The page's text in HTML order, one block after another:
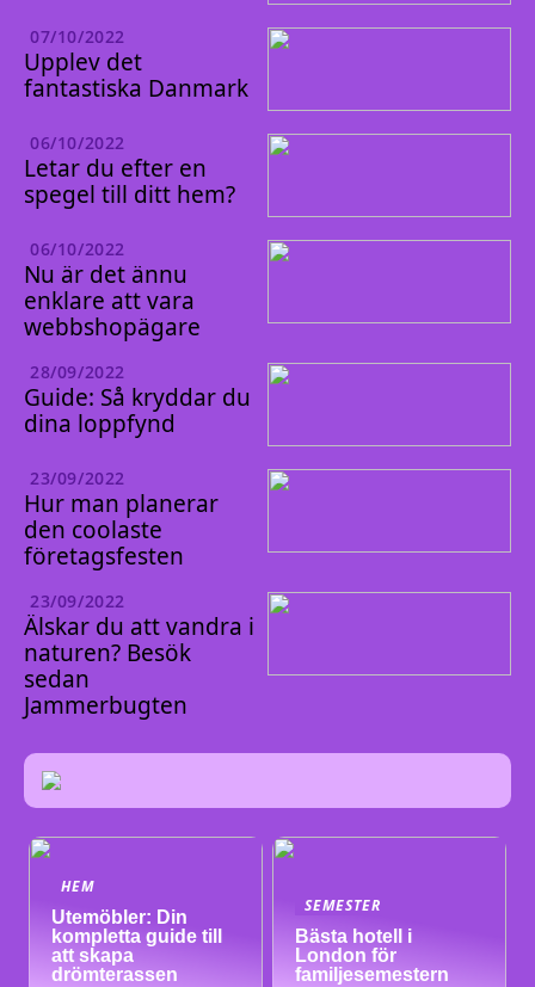
07/10/2022
Upplev det
fantastiska Danmark
06/10/2022
Letar du efter en
spegel till ditt hem?
06/10/2022
Nu är det ännu
enklare att vara
webbshopägare
28/09/2022
Guide: Så kryddar du
dina loppfynd
23/09/2022
Hur man planerar
den coolaste
företagsfesten
23/09/2022
Älskar du att vandra i
naturen? Besök
sedan
Jammerbugten
HEM
Utemöbler: Din
kompletta guide till
att skapa
drömterassen
SEMESTER
Bästa hotell i
London för
familjesemestern